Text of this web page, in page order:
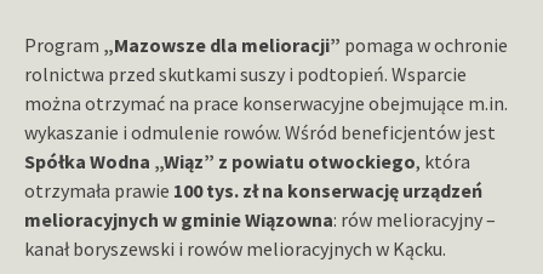
Program „Mazowsze dla melioracji” pomaga w ochronie
rolnictwa przed skutkami suszy i podtopień. Wsparcie
można otrzymać na prace konserwacyjne obejmujące m.in.
wykaszanie i odmulenie rowów. Wśród beneficjentów jest
Spółka Wodna „Wiąz” z powiatu otwockiego, która
otrzymała prawie 100 tys. zł na konserwację urządzeń
melioracyjnych w gminie Wiązowna: rów melioracyjny –
kanał boryszewski i rowów melioracyjnych w Kącku.